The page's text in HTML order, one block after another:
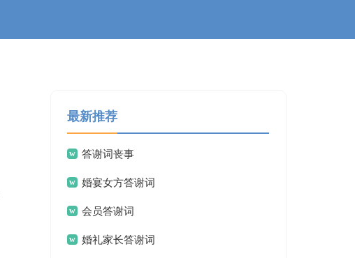
最新推荐
答谢词丧事
婚宴女方答谢词
会员答谢词
婚礼家长答谢词